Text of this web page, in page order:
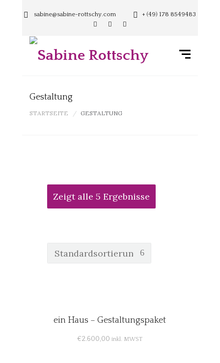
sabine@sabine-rottschy.com + (49) 178 8549483
Gestaltung
STARTSEITE GESTALTUNG
Zeigt alle 5 Ergebnisse
ein Haus – Gestaltungspaket
€2.600,00 inkl. MWST